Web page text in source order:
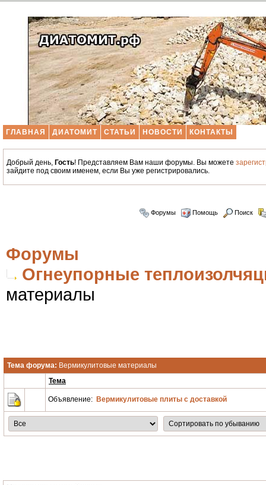
ГЛАВНАЯ ДИАТОМИТ СТАТЬИ НОВОСТИ КОНТАКТЫ
Добрый день, Гость! Представляем Вам наши форумы. Вы можете
зайдите под своим именем, если Вы уже регистрировались.
Форумы Помощь Поиск
Форумы
Огнеупорные
материалы
Тема форума: Вермикулитовые материалы
Тема
Объявление: Вермикулитовые плиты с доставкой